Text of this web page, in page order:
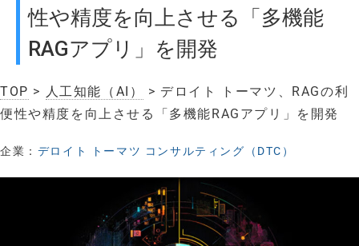
性や精度を向上させる「多機能
RAGアプリ」を開発
TOP > 人工知能（AI）
> デロイト トーマツ、RAGの利
便性や精度を向上させる「多機能RAGアプリ」を開発
企業： デロイト トーマツ コンサルティング（DTC）